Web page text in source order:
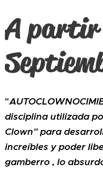
A partir
"
disciplina utilizada
Clown" para
increíbles y poder
gamberro , lo